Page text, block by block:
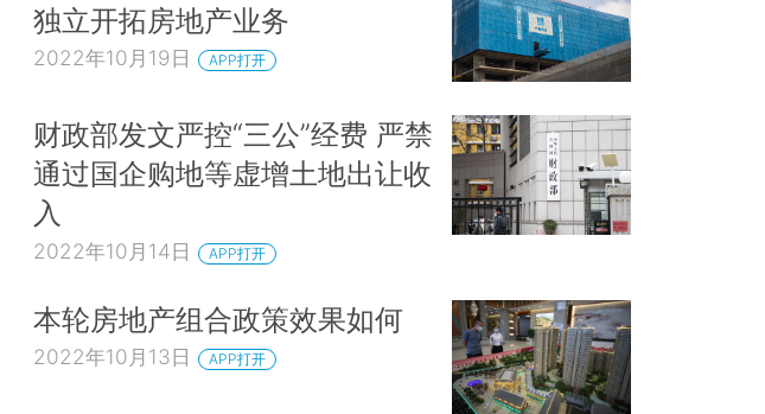
独立开拓房地产业务
2022年10月19日 APP打开
财政部发文严控“三公”经费 严禁
通过国企购地等虚增土地出让收
入
2022年10月14日 APP打开
本轮房地产组合政策效果如何
2022年10月13日 APP打开